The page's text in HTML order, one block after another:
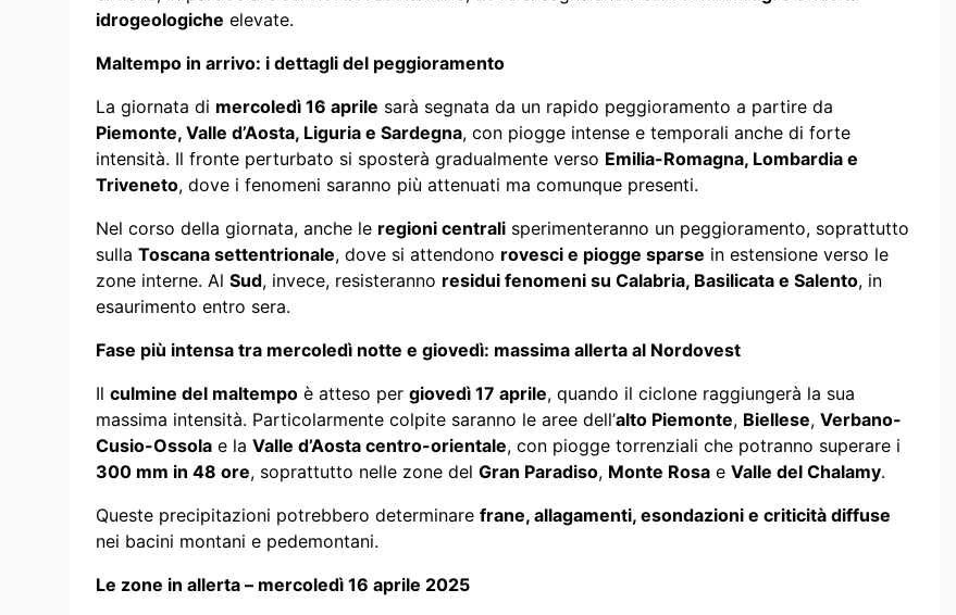
idrogeologiche elevate.
Maltempo in arrivo: i dettagli del peggioramento
La giornata di mercoledì 16 aprile sarà segnata da un rapido peggioramento a partire da
Piemonte, Valle d’Aosta, Liguria e Sardegna, con piogge intense e temporali anche di forte
intensità. Il fronte perturbato si sposterà gradualmente verso Emilia-Romagna, Lombardia e
Triveneto, dove i fenomeni saranno più attenuati ma comunque presenti.
Nel corso della giornata, anche le regioni centrali sperimenteranno un peggioramento, soprattutto
sulla Toscana settentrionale, dove si attendono rovesci e piogge sparse in estensione verso le
zone interne. Al Sud, invece, resisteranno residui fenomeni su Calabria, Basilicata e Salento, in
esaurimento entro sera.
Fase più intensa tra mercoledì notte e giovedì: massima allerta al Nordovest
Il culmine del maltempo è atteso per giovedì 17 aprile, quando il ciclone raggiungerà la sua
massima intensità. Particolarmente colpite saranno le aree dell’alto Piemonte, Biellese, Verbano-
Cusio-Ossola e la Valle d’Aosta centro-orientale, con piogge torrenziali che potranno superare i
300 mm in 48 ore, soprattutto nelle zone del Gran Paradiso, Monte Rosa e Valle del Chalamy.
Queste precipitazioni potrebbero determinare frane, allagamenti, esondazioni e criticità diffuse
nei bacini montani e pedemontani.
Le zone in allerta – mercoledì 16 aprile 2025